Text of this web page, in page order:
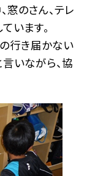
窓のさん、テレ
います。
行き届かない
いながら、協